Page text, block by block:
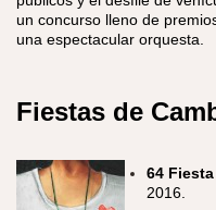
un concurso lleno de
una espectacular orquesta.
Fiestas de
64
2016.